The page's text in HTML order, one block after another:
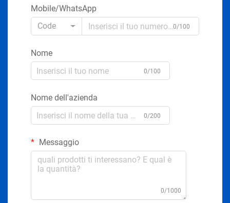
Mobile/WhatsApp
Code
0/100
Nome
0/100
Nome dell'azienda
0/200
Messaggio
0/1000